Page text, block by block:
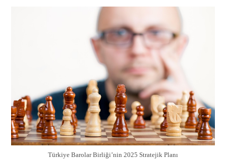
Türkiye Barolar Birliği’nin 2025 Stratejik Planı